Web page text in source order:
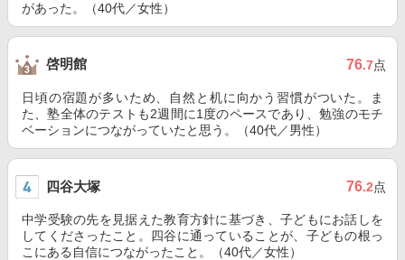
があった。（40代／女性）
啓明館 76.7点
日頃の宿題が多いため、自然と机に向かう習慣がついた。ま
た、塾全体のテストも2週間に1度のペースであり、勉強のモチ
ベーションにつながっていたと思う。（40代／男性）
四谷大塚 76.2点
中学受験の先を見据えた教育方針に基づき、子どもにお話しを
してくださったこと。四谷に通っていることが、子どもの根っ
こにある自信につながったこと。（40代／女性）